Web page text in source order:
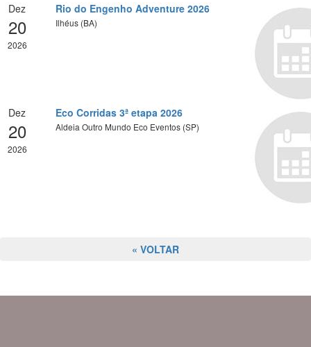
Dez
20
2026
Rio do Engenho Adventure 2026
Ilhéus (BA)
Dez
20
2026
Eco Corridas 3ª etapa 2026
Aldeia Outro Mundo Eco Eventos (SP)
« VOLTAR